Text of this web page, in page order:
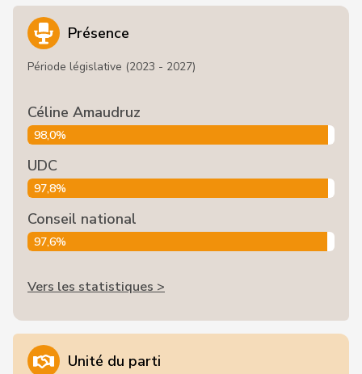
Présence
Période législative (2023 - 2027)
Céline Amaudruz
98,0%
UDC
97,8%
Conseil national
97,6%
Vers les statistiques >
Unité du parti